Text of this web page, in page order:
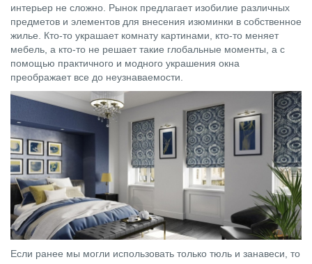
интерьер не сложно. Рынок предлагает изобилие различных
предметов и элементов для внесения изюминки в собственное
жилье. Кто-то украшает комнату картинами, кто-то меняет
мебель, а кто-то не решает такие глобальные моменты, а с
помощью практичного и модного украшения окна
преображает все до неузнаваемости.
Если ранее мы могли использовать только тюль и занавеси, то